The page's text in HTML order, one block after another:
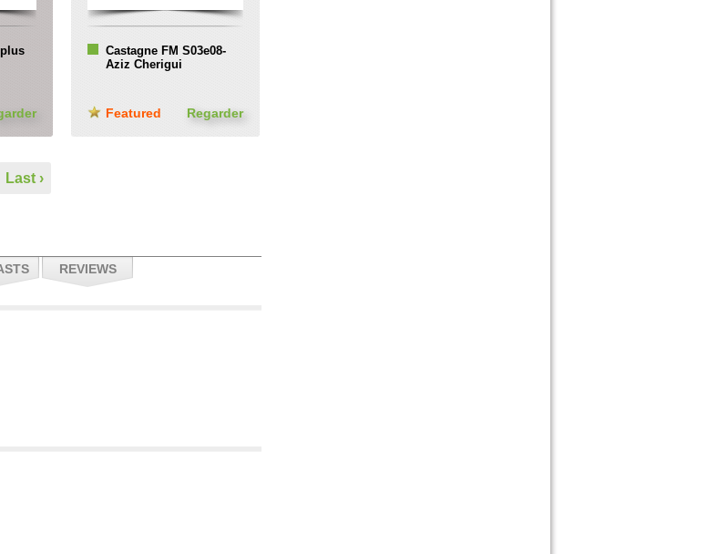
Castagne FM S03e08-
Aziz Cherigui
Featured Regarder
Last ›
REVIEWS